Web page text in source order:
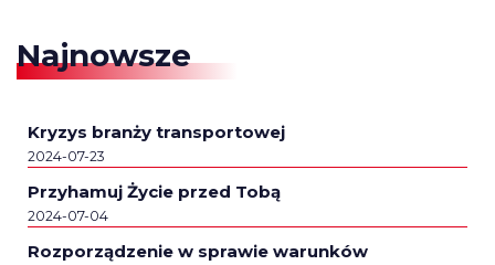
Najnowsze
Kryzys branży transportowej
2024-07-23
Przyhamuj Życie przed Tobą
2024-07-04
Rozporządzenie w sprawie warunków